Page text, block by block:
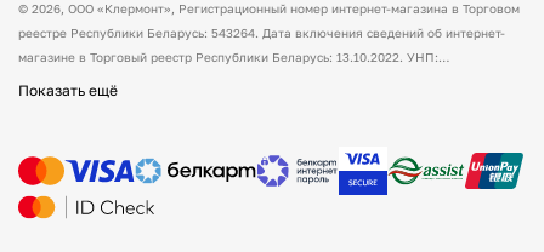
© 2026, ООО «Клермонт» , Регистрационный номер интернет-магазина в Торговом
реестре Республики Беларусь: 543264. Дата включения сведений об интернет-
магазине в Торговый реестр Республики Беларусь: 13.10.2022. УНП:
Товары можно оплатить наличным и/или безналичным способом при получении
товара. Способы доставки товара: самовывоз. По всем вопросам просим вас
обращаться на электронную почту support@mysport.by или по телефону +375 (29)
Показать ещё